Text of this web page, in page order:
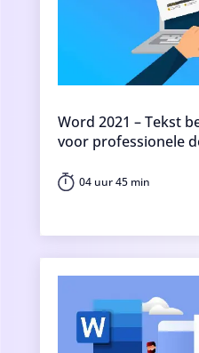
Word 2021 – Tekst
voor professionele
04 uur 45 min